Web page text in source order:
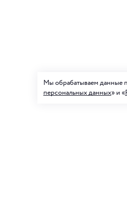
Мы обрабатываем данные
персональных данных» и «